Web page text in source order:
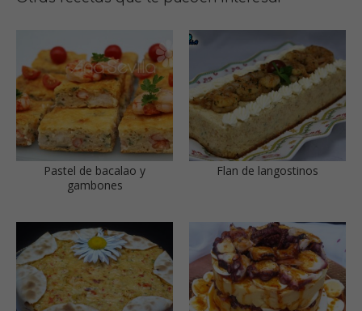
Pastel de bacalao y
gambones
Flan de langostinos